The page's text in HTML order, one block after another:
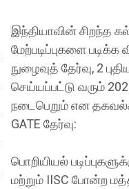
இந்தியாவின் சிறந்த
மேற்படிப்புகளை
நுழைவுத் தேர்வு, 2
செய்யப்பட்டு வரும்
நடைபெறும் என
GATE தேர்வு:
பொறியியல்
மற்றும் IISC போன்ற